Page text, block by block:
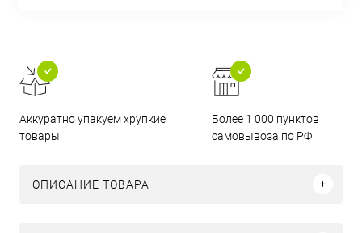
Аккуратно упакуем хрупкие
товары
Более 1 000 пунктов
самовывоза по РФ
ОПИСАНИЕ ТОВАРА